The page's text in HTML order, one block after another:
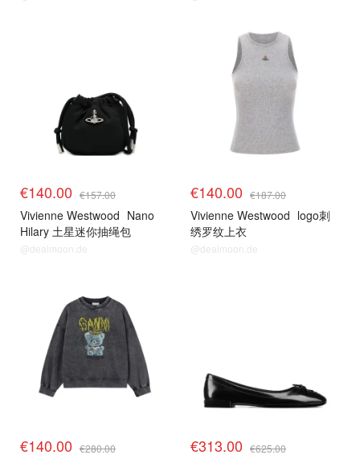
€140.00 €157.00
Vivienne Westwood Nano
Hilary 土星迷你抽绳包
@dealmoon.de
€140.00 €187.00
Vivienne Westwood logo刺
绣罗纹上衣
@dealmoon.de
€140.00 €280.00 €313.00 €625.00